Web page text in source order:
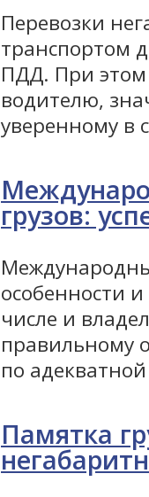
Перевозки
транспортом
ПДД. При этом
водителю,
уверенному в
грузов:
особенности
числе и
правильному
по
Памятка